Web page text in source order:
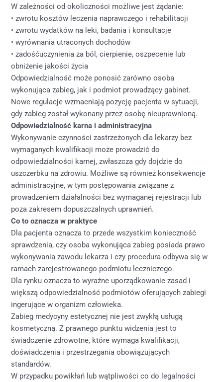
W zależności od okoliczności możliwe jest żądanie:
• zwrotu kosztów leczenia naprawczego i rehabilitacji
• zwrotu wydatków na leki, badania i konsultacje
• wyrównania utraconych dochodów
• zadośćuczynienia za ból, cierpienie, oszpecenie lub
obniżenie jakości życia
Odpowiedzialność może ponosić zarówno osoba
wykonująca zabieg, jak i podmiot prowadzący gabinet.
Nowe regulacje wzmacniają pozycję pacjenta w sytuacji,
gdy zabieg został wykonany przez osobę nieuprawnioną.
Odpowiedzialność karna i administracyjna
Wykonywanie czynności zastrzeżonych dla lekarzy bez
wymaganych kwalifikacji może prowadzić do
odpowiedzialności karnej, zwłaszcza gdy dojdzie do
uszczerbku na zdrowiu. Możliwe są również konsekwencje
administracyjne, w tym postępowania związane z
prowadzeniem działalności bez wymaganej rejestracji lub
poza zakresem dopuszczalnych uprawnień.
Co to oznacza w praktyce
Dla pacjenta oznacza to przede wszystkim konieczność
sprawdzenia, czy osoba wykonująca zabieg posiada prawo
wykonywania zawodu lekarza i czy procedura odbywa się w
ramach zarejestrowanego podmiotu leczniczego.
Dla rynku oznacza to wyraźne uporządkowanie zasad i
większą odpowiedzialność podmiotów oferujących zabiegi
ingerujące w organizm człowieka.
Zabieg medycyny estetycznej nie jest zwykłą usługą
kosmetyczną. Z prawnego punktu widzenia jest to
świadczenie zdrowotne, które wymaga kwalifikacji,
doświadczenia i przestrzegania obowiązujących
standardów.
W przypadku powikłań lub wątpliwości co do legalności